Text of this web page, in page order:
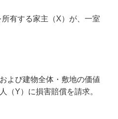
有する家主（X）が、一室
よび建物全体・敷地の価値
（Y）に損害賠償を請求。